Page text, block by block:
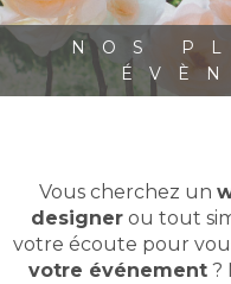
NOS
Vous cherchez un
designer ou tout
votre écoute pour
votre événement ?